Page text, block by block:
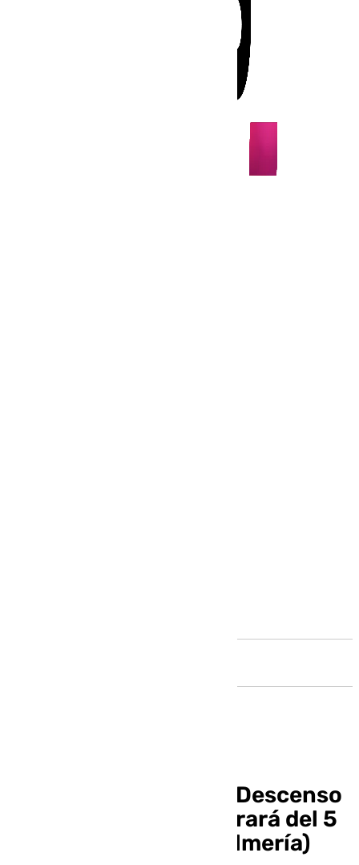
La nueva edición del ‘Descenso
de Velefique’ se celebrará del 5
al 8 de septiembre (Almería)